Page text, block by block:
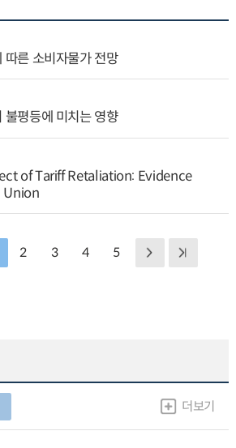
따른 소비자물가 전망
불평등에 미치는 영향
of Tariff Retaliation: Evidence
Union
2 3 4 5
더보기